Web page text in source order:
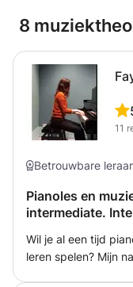
8
11
Betrouwbare leraar
Pianoles en
intermediate.
Wil je al een tijd
leren spelen? Mijn